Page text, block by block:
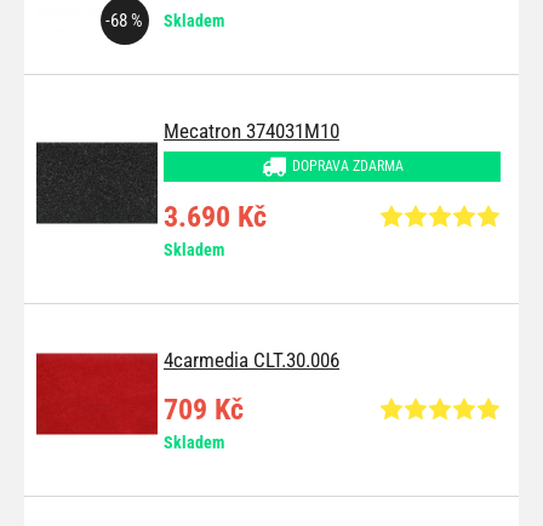
-68 % Skladem
Mecatron 374031M10
DOPRAVA ZDARMA
3.690 Kč
Skladem
4carmedia CLT.30.006
709 Kč
Skladem